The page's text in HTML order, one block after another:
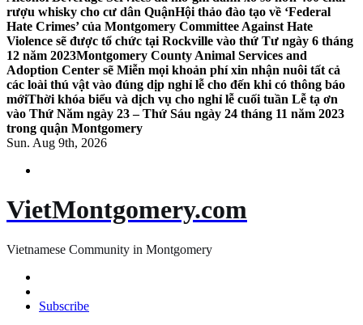
rượu whisky cho cư dân QuậnHội thảo đào tạo về ‘Federal
Hate Crimes’ của Montgomery Committee Against Hate
Violence sẽ được tổ chức tại Rockville vào thứ Tư ngày 6 tháng
12 năm 2023Montgomery County Animal Services and
Adoption Center sẽ Miễn mọi khoản phí xin nhận nuôi tất cả
các loài thú vật vào đúng dịp nghỉ lễ cho đến khi có thông báo
mớiThời khóa biểu và dịch vụ cho nghỉ lễ cuối tuần Lễ tạ ơn
vào Thứ Năm ngày 23 – Thứ Sáu ngày 24 tháng 11 năm 2023
trong quận Montgomery
Sun. Aug 9th, 2026
VietMontgomery.com
Vietnamese Community in Montgomery
Subscribe